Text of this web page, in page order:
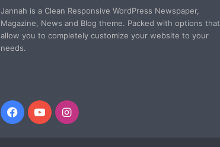
Jannah is a Clean Responsive WordPress Newspaper,
Magazine, News and Blog theme. Packed with options that
allow you to completely customize your website to your
needs.
Facebook
YouTubeInstagram